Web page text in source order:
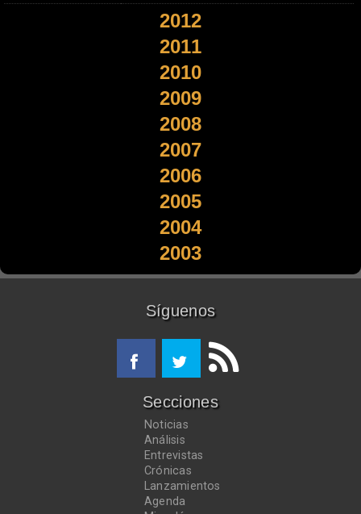
2012
2011
2010
2009
2008
2007
2006
2005
2004
2003
Síguenos
Secciones
Noticias
Análisis
Entrevistas
Crónicas
Lanzamientos
Agenda